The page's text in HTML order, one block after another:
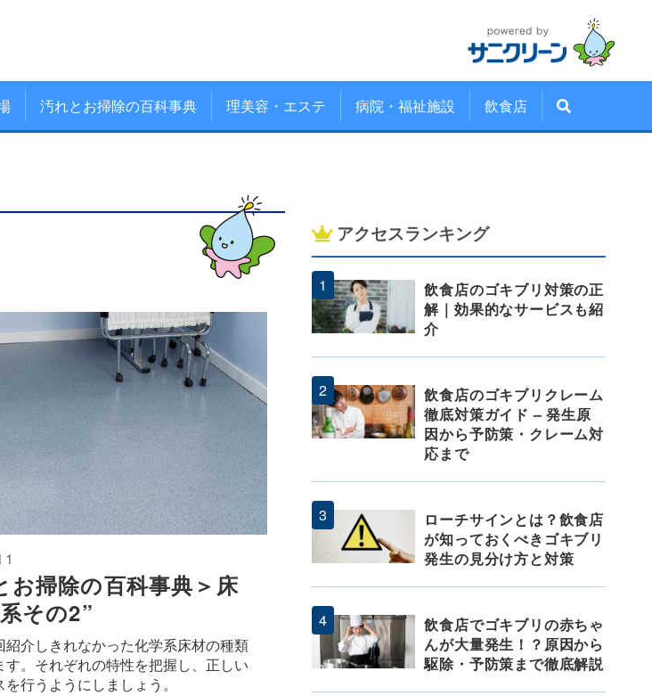
汚れとお掃除の百科事典 理美容・エステ 病院・福祉施設 飲食店
お掃除の百科事典＞床
その2”
紹介しきれなかった化学系床材の種類
す。それぞれの特性を把握し、正しい
行うようにしましょう。
アクセスランキング
飲食店のゴキブリ対策の正
解｜効果的なサービスも紹
介
飲食店のゴキブリクレーム
徹底対策ガイド – 発生原
因から予防策・クレーム対
応まで
ローチサインとは？飲食店
が知っておくべきゴキブリ
発生の見分け方と対策
飲食店でゴキブリの赤ちゃ
んが大量発生！？原因から
駆除・予防策まで徹底解説